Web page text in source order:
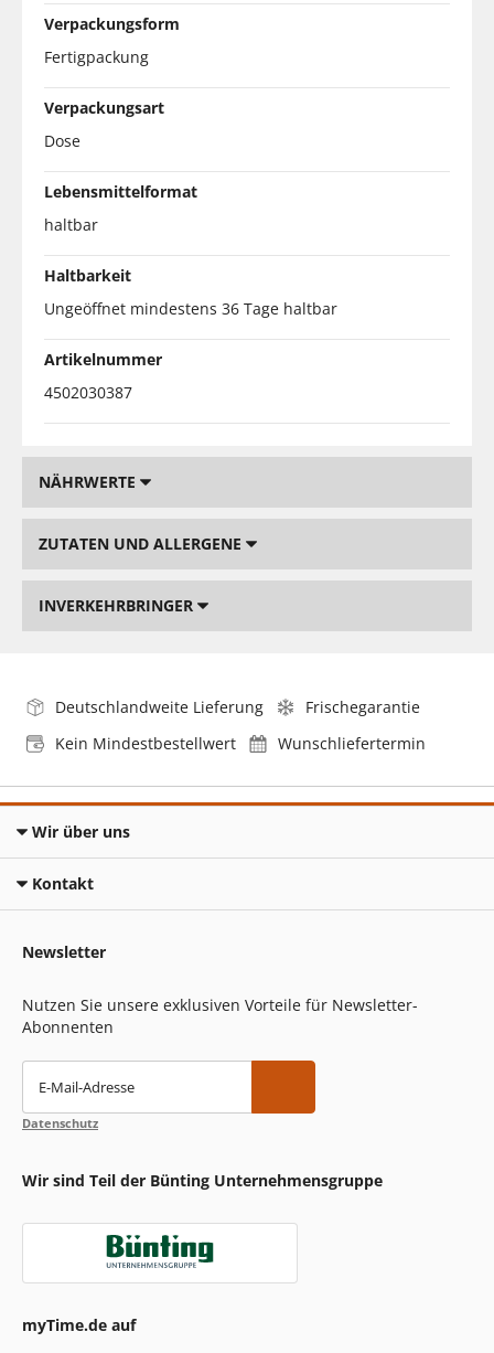
Verpackungsform
Fertigpackung
Verpackungsart
Dose
Lebensmittelformat
haltbar
Haltbarkeit
Ungeöffnet mindestens 36 Tage haltbar
Artikelnummer
4502030387
NÄHRWERTE
ZUTATEN UND ALLERGENE
INVERKEHRBRINGER
Deutschlandweite Lieferung
Frischegarantie
Kein Mindestbestellwert
Wunschliefertermin
Wir über uns
Kontakt
Newsletter
Nutzen Sie unsere exklusiven Vorteile für Newsletter-
Abonnenten
E-Mail-Adresse
Datenschutz
Wir sind Teil der Bünting Unternehmensgruppe
myTime.de auf